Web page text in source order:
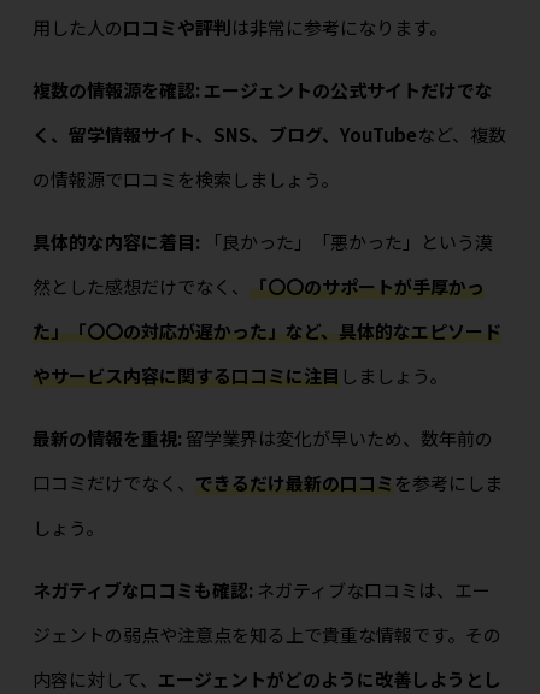
用した人の口コミや評判は非常に参考になります。
複数の情報源を確認: エージェントの公式サイトだけでな
く、留学情報サイト、SNS、ブログ、YouTubeなど、複数
の情報源で口コミを検索しましょう。
具体的な内容に着目: 「良かった」「悪かった」という漠
然とした感想だけでなく、
「〇〇のサポートが手厚かっ
た」「〇〇の対応が遅かった」など、具体的なエピソード
やサービス内容に関する口コミに注目 しましょう。
最新の情報を重視: 留学業界は変化が早いため、数年前の
口コミだけでなく、 できるだけ最新の口コミ を参考にしま
しょう。
ネガティブな口コミも確認: ネガティブな口コミは、エー
ジェントの弱点や注意点を知る上で貴重な情報です。その
内容に対して、 エージェントがどのように改善しようとし